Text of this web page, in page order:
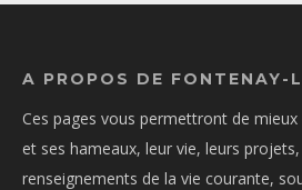
A PROPOS DE FONTENAY-
Ces pages vous permettront de
et ses hameaux, leur vie, leurs
renseignements de la vie courante,